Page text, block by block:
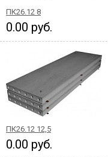
ПК26.12 8
0.00 руб.
ПК26.12 12,5
0.00 руб.